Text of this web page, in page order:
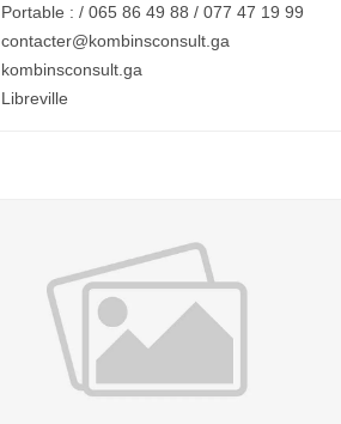
Portable : / 065 86 49 88 / 077 47 19 99
contacter@kombinsconsult.ga
kombinsconsult.ga
Libreville